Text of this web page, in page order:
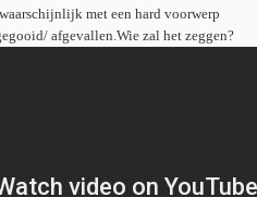
met een hard voorwerp
afgevallen.Wie zal het zeggen?